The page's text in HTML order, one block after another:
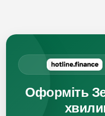
Оформіть